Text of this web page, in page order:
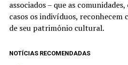
associados – que as
casos os indivíduos,
de seu patrimônio cultural.
NOTÍCIAS RECOMENDADAS